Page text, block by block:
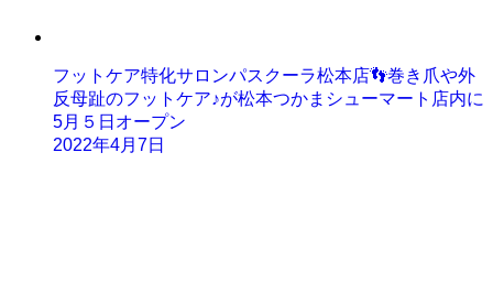
フットケア特化サロンパスクーラ松本店👣巻き爪や外
反母趾のフットケア♪が松本つかまシューマート店内に
5月５日オープン
2022年4月7日